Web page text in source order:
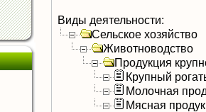
Виды деятельности:
Сельское хозяйство
Животноводство
Продукция
Крупный
Молочная
Мясная